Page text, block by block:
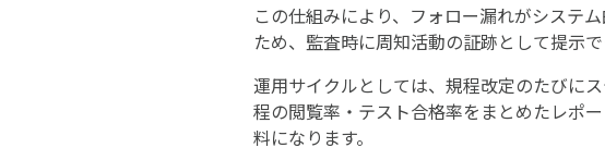
この仕組みにより、フォロー漏れがシステ
ため、監査時に周知活動の証跡として提示で
運用サイクルとしては、規程改定のたびに
程の閲覧率・テスト合格率をまとめたレポ
料になります。